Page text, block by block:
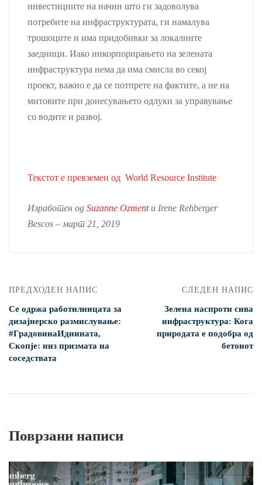
инвестициите на начин што ги задоволува
потребите на инфраструктурата, ги намалува
трошоците и има придобивки за локалните
заедници. Иако инкорпорирањето на зелената
инфраструктура нема да има смисла во секој
проект, важно е да се потпрете на фактите, а не на
митовите при донесувањето одлуки за управување
со водите и развој.
Текстот е превземен од World Resource Institute
Изработен од Suzanne Ozmentи Irene Rehberger
Bescos – март 21, 2019
ПРЕДХОДЕН НАПИС
Се одржа работилницата за
дизајнерско размислување:
#ГрадовинаИднината,
Скопје: низ призмата на
соседствата
СЛЕДЕН НАПИС
Зелена наспроти сива
инфраструктура: Кога
природата е подобра од
бетонот
Поврзани написи